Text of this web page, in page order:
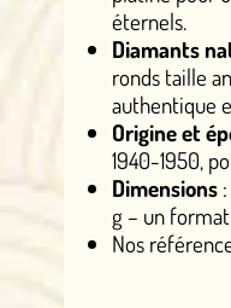
éternels.
Diamants
ronds taille
authentique
Origine et
1940-1950,
Dimensions
g – un
Nos